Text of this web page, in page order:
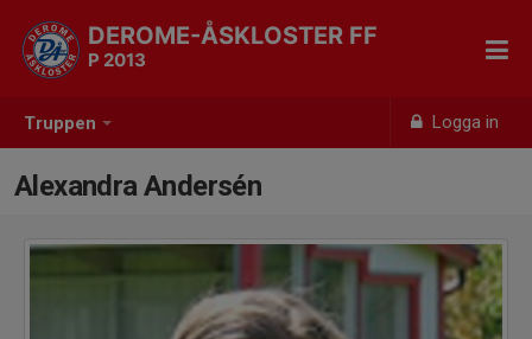
Truppen Logga in
DEROME-ÅSKLOSTER FF
P 2013
Alexandra Andersén